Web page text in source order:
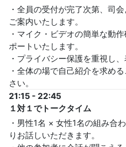
・全員の受付が完了次第、司
ご案内いたします。
・マイク・ビデオの簡単な動
ポートいたします。
・プライバシー保護を重視し
・全体の場で自己紹介を求め
さい。
21:15 - 22:45
１対１でトークタイム
・男性1名 × 女性1名の組み合
りお話しいただきます。